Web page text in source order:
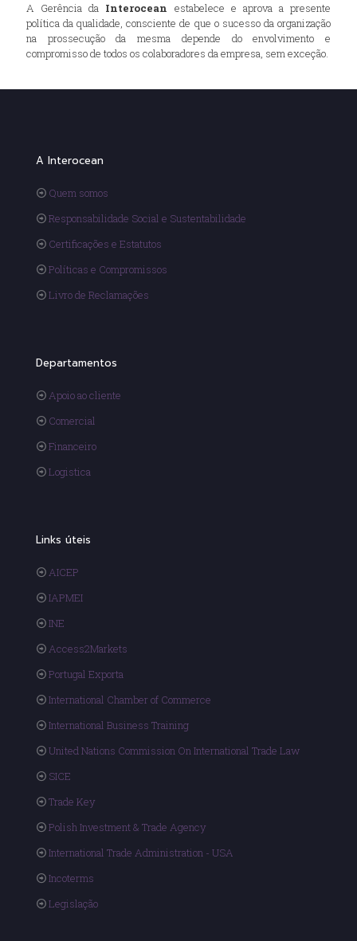
A Gerência da Interocean estabelece e aprova a presente
política da qualidade, consciente de que o sucesso da organização
na prossecução da mesma depende do envolvimento e
compromisso de todos os colaboradores da empresa, sem exceção.
A Interocean
Quem somos
Responsabilidade Social e Sustentabilidade
Certificações e Estatutos
Políticas e Compromissos
Livro de Reclamações
Departamentos
Apoio ao cliente
Comercial
Financeiro
Logistica
Links úteis
AICEP
IAPMEI
INE
Access2Markets
Portugal Exporta
International Chamber of Commerce
International Business Training
United Nations Commission On International Trade Law
SICE
Trade Key
Polish Investment & Trade Agency
International Trade Administration - USA
Incoterms
Legislação